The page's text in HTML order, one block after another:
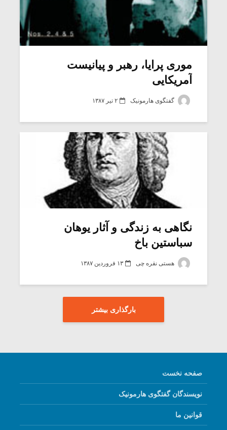
موری پرایا، رهبر و پیانیست
آمریکایی
گفتگوی هارمونیک ۲ تیر ۱۳۸۷
نگاهى به زندگى و آثار یوهان
سباستین باخ
هستی نقره چی ۱۳ فروردین ۱۳۸۷
بارگذاری بیشتر
صفحه نخست
نویسندگان گفتگوی هارمونیک
قوانین ما